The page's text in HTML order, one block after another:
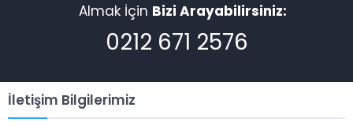
Almak İçin Bizi Arayabilirsiniz:
0212 671 2576
İletişim Bilgilerimiz